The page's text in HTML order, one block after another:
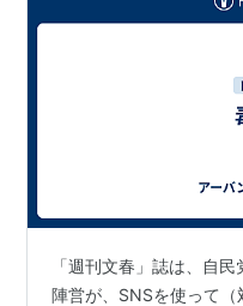
「週刊文春」誌は、自
陣営が、SNSを使って（